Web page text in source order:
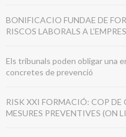
BONIFICACIO FUNDAE DE
RISCOS LABORALS A
Els tribunals poden obligar una
concretes de prevenció
RISK XXI FORMACIÓ: COP DE
MESURES PREVENTIVES (ON